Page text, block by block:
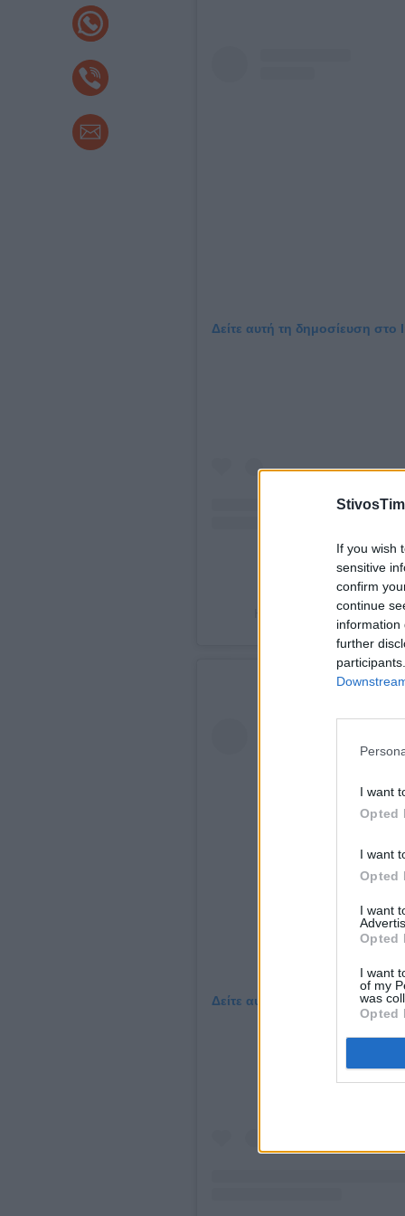
If you wish
sensitive
confirm
continue
information
further
I want
Opted
I want
Opted
I want
Opted
I want
of my
was
Opted
Δείτε αυτή τη δημοσίευση στο
Η δημοσίευση
Δείτε αυτή τη δημοσίευση στο